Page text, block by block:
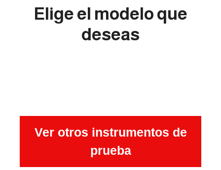
Elige el modelo que
deseas
Ver otros instrumentos de
prueba